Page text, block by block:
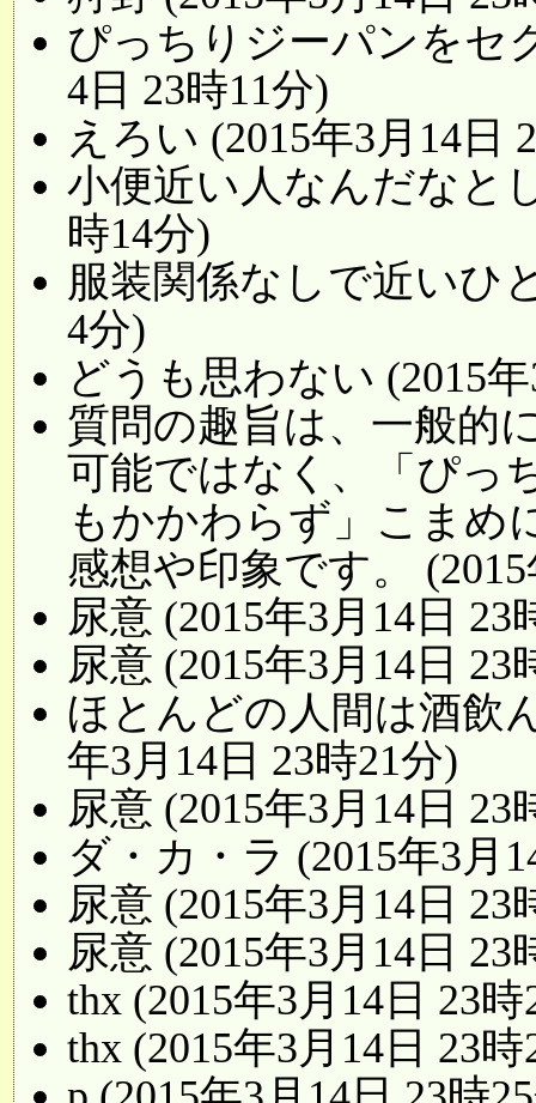
ぴっちりジーパンをセ
4日 23時11分)
えろい (2015年3月14日
小便近い人なんだなと
時14分)
服装関係なしで近いひ
4分)
どうも思わない (2015
質問の趣旨は、一般的
可能ではなく、「ぴっ
もかかわらず」こまめ
感想や印象です。
尿意 (2015年3月14日 23
尿意 (2015年3月14日 23
ほとんどの人間は酒飲
年3月14日 23時21分)
尿意 (2015年3月14日 23
ダ・カ・ラ (2015年3月
尿意 (2015年3月14日 23
尿意 (2015年3月14日 23
thx (2015年3月14日 23時
thx (2015年3月14日 23時